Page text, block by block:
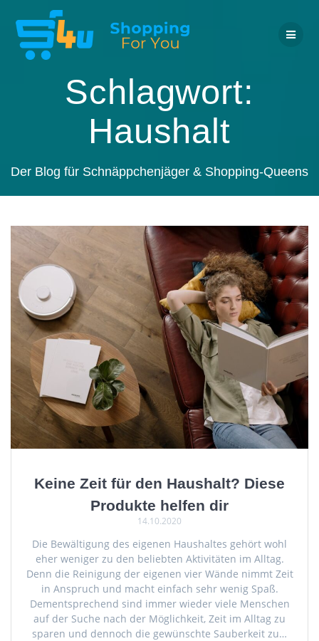
Inhalt
springen
Schlagwort:
Haushalt
Der Blog für Schnäppchenjäger & Shopping-Queens
Keine Zeit für den Haushalt? Diese
Produkte helfen dir
14.10.2020
Die Bewältigung des eigenen Haushaltes gehört wohl
eher weniger zu den beliebten Aktivitäten im Alltag.
Denn die Reinigung der eigenen vier Wände nimmt Zeit
in Anspruch und macht einfach sehr wenig Spaß.
Dementsprechend sind immer wieder viele Menschen
auf der Suche nach der Möglichkeit, Zeit im Alltag zu
sparen und dennoch die gewünschte Sauberkeit zu…